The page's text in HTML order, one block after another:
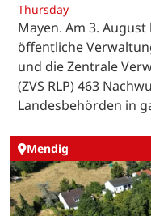
Thursday
Mayen. Am 3.
öffentliche
und die Zentrale
(ZVS RLP) 463
Landesbehörden in
Mendig